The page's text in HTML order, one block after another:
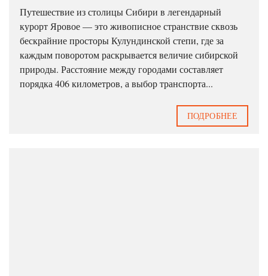
Путешествие из столицы Сибири в легендарный
курорт Яровое — это живописное странствие сквозь
бескрайние просторы Кулундинской степи, где за
каждым поворотом раскрывается величие сибирской
природы. Расстояние между городами составляет
порядка 406 километров, а выбор транспорта...
ПОДРОБНЕЕ